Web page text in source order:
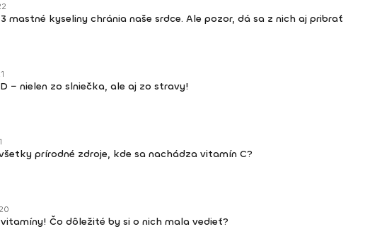
mastné kyseliny chránia naše srdce. Ale pozor, dá sa z nich aj pribrať
− nielen zo slniečka, ale aj zo stravy!
prírodné zdroje, kde sa nachádza vitamín C?
Čo dôležité by si o nich mala vedieť?